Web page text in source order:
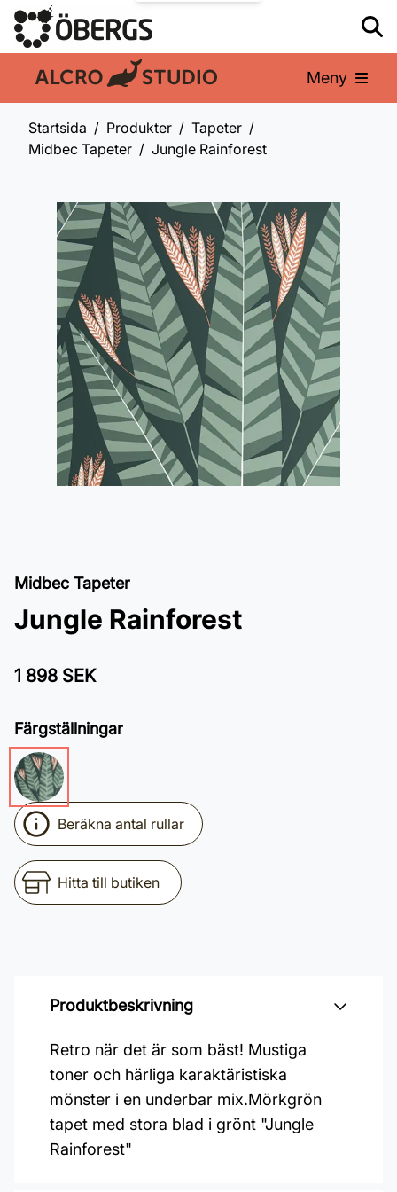
En del av: Meny
Startsida Produkter
Tapeter
Midbec Tapeter
Jungle Rainforest
Midbec Tapeter
Jungle Rainforest
1 898 SEK
Färgställningar
Beräkna antal rullar
Hitta till butiken
Produktbeskrivning
Retro när det är som bäst! Mustiga
toner och härliga karaktäristiska
mönster i en underbar mix.Mörkgrön
tapet med stora blad i grönt "Jungle
Rainforest"